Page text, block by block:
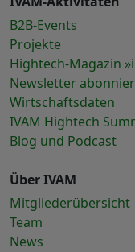
B2B-Events
Projekte
Hightech-Magazin
Newsletter
Wirtschaftsdaten
IVAM Hightech
Blog und Podcast
Über IVAM
Mitgliederübersicht
Team
News